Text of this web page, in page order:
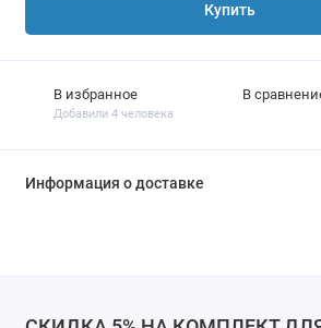
Купить
В избранное
Добавили 4 человека
В
Информация о доставке